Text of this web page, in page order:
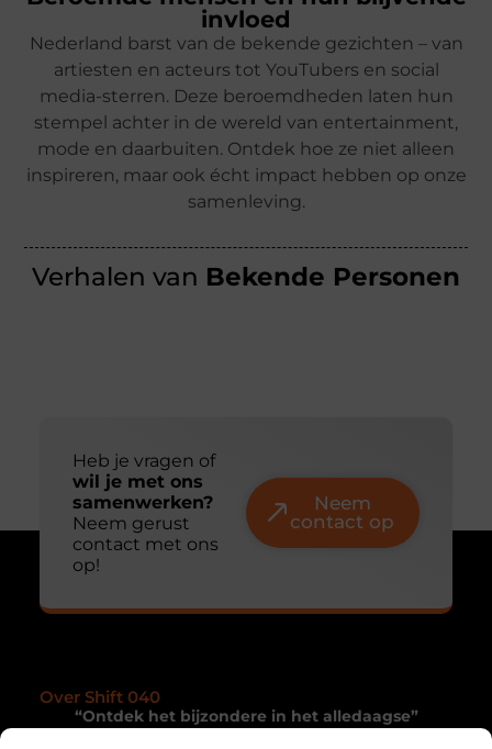
invloed
Nederland barst van de bekende gezichten – van
artiesten en acteurs tot YouTubers en social
media-sterren. Deze beroemdheden laten hun
stempel achter in de wereld van entertainment,
mode en daarbuiten. Ontdek hoe ze niet alleen
inspireren, maar ook écht impact hebben op onze
samenleving.
Verhalen van Bekende Personen
Heb je vragen of
wil je met ons
samenwerken?
Neem gerust
contact met ons
op!
Neem
contact op
Over Shift 040
“Ontdek het bijzondere in het alledaagse”